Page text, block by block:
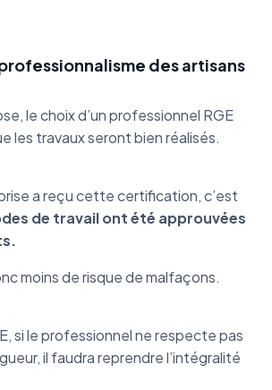
des artisans
le choix d’un professionnel RGE
les travaux seront bien réalisés.
a reçu cette certification, c’est
de travail ont été approuvées
moins de risque de malfaçons.
si le professionnel ne respecte pas
il faudra reprendre l’intégralité